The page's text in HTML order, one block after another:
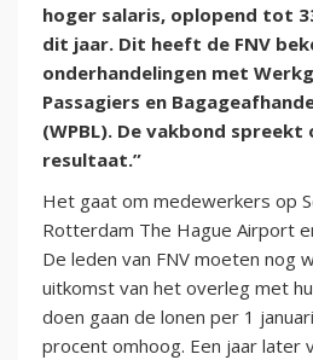
hoger salaris, oplopend tot
dit jaar. Dit heeft de FNV
onderhandelingen met
Passagiers en
(WPBL). De vakbond spreekt
resultaat.”
Het gaat om medewerkers op
Rotterdam The Hague Airport
De leden van FNV moeten nog
uitkomst van het overleg met
doen gaan de lonen per 1
procent omhoog. Een jaar later